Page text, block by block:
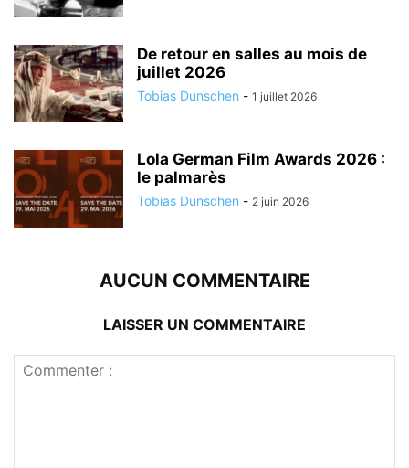
De retour en salles au mois de
juillet 2026
Tobias Dunschen - 1 juillet 2026
Lola German Film Awards 2026 :
le palmarès
Tobias Dunschen - 2 juin 2026
AUCUN COMMENTAIRE
LAISSER UN COMMENTAIRE